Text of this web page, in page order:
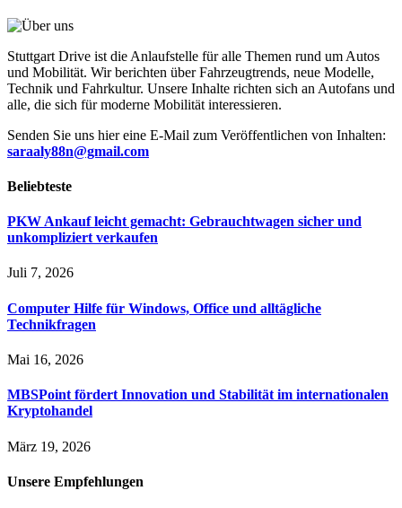
Stuttgart Drive ist die Anlaufstelle für alle Themen rund um Autos
und Mobilität. Wir berichten über Fahrzeugtrends, neue Modelle,
Technik und Fahrkultur. Unsere Inhalte richten sich an Autofans und
alle, die sich für moderne Mobilität interessieren.
Senden Sie uns hier eine E-Mail zum Veröffentlichen von Inhalten:
saraaly88n@gmail.com
Beliebteste
PKW Ankauf leicht gemacht: Gebrauchtwagen sicher und
unkompliziert verkaufen
Juli 7, 2026
Computer Hilfe für Windows, Office und alltägliche
Technikfragen
Mai 16, 2026
MBSPoint fördert Innovation und Stabilität im internationalen
Kryptohandel
März 19, 2026
Unsere Empfehlungen